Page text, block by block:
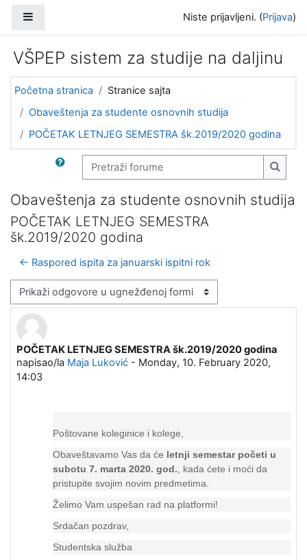
Niste prijavljeni. (Prijava)
VŠPEP sistem za studije na daljinu
Početna stranica
Stranice sajta
Obaveštenja za studente osnovnih studija
POČETAK LETNJEG SEMESTRA šk.2019/2020 godina
Pretraži forume
Obaveštenja za studente osnovnih studija
POČETAK LETNJEG SEMESTRA
šk.2019/2020 godina
← Raspored ispita za januarski ispitni rok
Način prikazivanja
POČETAK LETNJEG SEMESTRA šk.2019/2020 godina
napisao/la Maja Luković - Monday, 10. February 2020,
14:03
Broj odgovora: 0
Poštovane koleginice i kolege,
Obaveštavamo Vas da će letnji semestar početi u
subotu 7. marta 2020. god., kada ćete i moći da
pristupite svojim novim predmetima.
Želimo Vam uspešan rad na platformi!
Srdačan pozdrav,
Studentska služba